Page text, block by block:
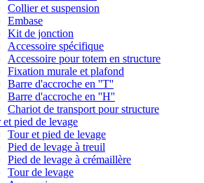
Collier et suspension
Embase
Kit de jonction
Accessoire spécifique
Accessoire pour totem en structure
Fixation murale et plafond
Barre d'accroche en ''T''
Barre d'accroche en ''H''
Chariot de transport pour structure
et pied de levage
Tour et pied de levage
Pied de levage à treuil
Pied de levage à crémaillère
Tour de levage